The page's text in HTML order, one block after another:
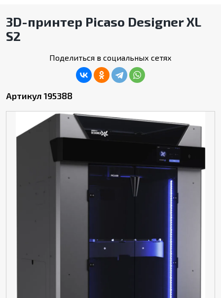
3D-принтер Picaso Designer XL
S2
Поделиться в социальных сетях
Артикул 195388